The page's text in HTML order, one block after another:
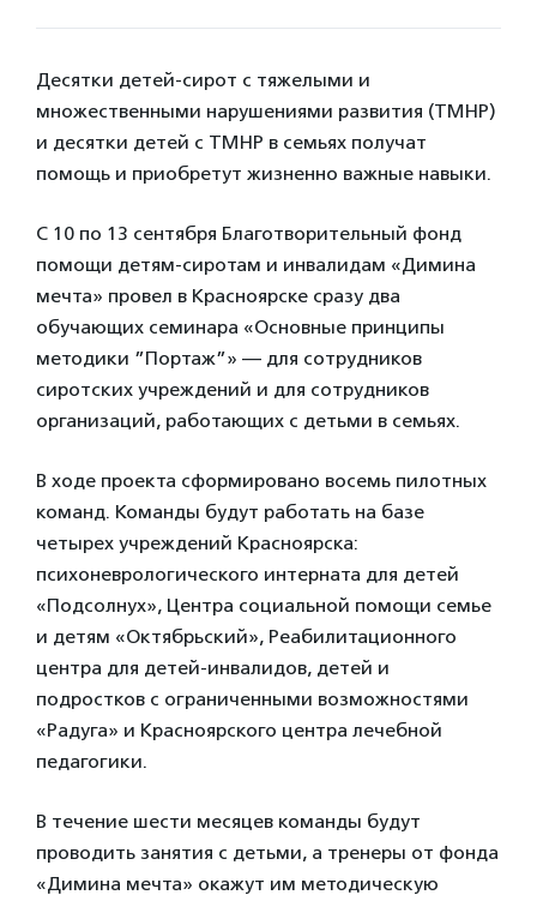
Десятки детей-сирот с тяжелыми и
множественными нарушениями развития (ТМНР)
и десятки детей с ТМНР в семьях получат
помощь и приобретут жизненно важные навыки.
С 10 по 13 сентября Благотворительный фонд
помощи детям-сиротам и инвалидам «Димина
мечта» провел в Красноярске сразу два
обучающих семинара «Основные принципы
методики ”Портаж”» — для сотрудников
сиротских учреждений и для сотрудников
организаций, работающих с детьми в семьях.
В ходе проекта сформировано восемь пилотных
команд. Команды будут работать на базе
четырех учреждений Красноярска:
психоневрологического интерната для детей
«Подсолнух», Центра социальной помощи семье
и детям «Октябрьский», Реабилитационного
центра для детей-инвалидов, детей и
подростков с ограниченными возможностями
«Радуга» и Красноярского центра лечебной
педагогики.
В течение шести месяцев команды будут
проводить занятия с детьми, а тренеры от фонда
«Димина мечта» окажут им методическую